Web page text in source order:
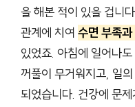
을 해본 적이 있을 겁니
관계에 치여 수면 부족
있었죠. 아침에 일어나
꺼풀이 무거워지고, 일
되었습니다. 건강에 문